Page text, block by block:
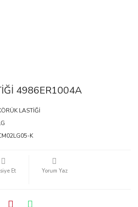
4986ER1004A
LASTİĞİ
K
Et Yorum Yaz